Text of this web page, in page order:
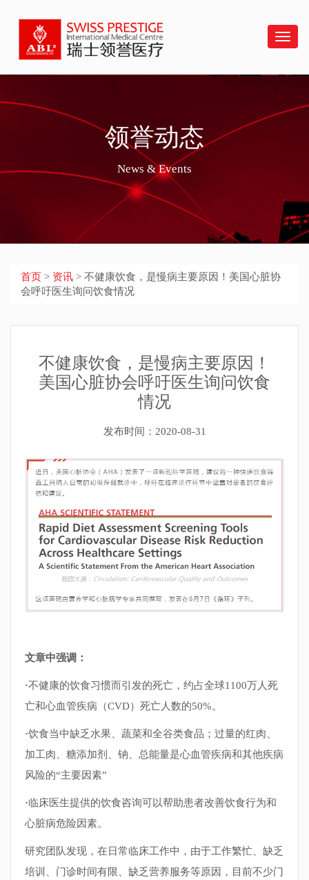
领誉动态
News & Events
首页 > 资讯 > 不健康饮食，是慢病主要原因！美国心脏协
会呼吁医生询问饮食情况
不健康饮食，是慢病主要原因！
美国心脏协会呼吁医生询问饮食
情况
发布时间：2020-08-31
文章中强调：
·不健康的饮食习惯而引发的死亡，约占全球1100万人死
亡和心血管疾病（CVD）死亡人数的50%。
·饮食当中缺乏水果、蔬菜和全谷类食品；过量的红肉、
加工肉、糖添加剂、钠、总能量是心血管疾病和其他疾病
风险的“主要因素”
·临床医生提供的饮食咨询可以帮助患者改善饮食行为和
心脏病危险因素。
研究团队发现，在日常临床工作中，由于工作繁忙、缺乏
培训、门诊时间有限、缺乏营养服务等原因，目前不少门